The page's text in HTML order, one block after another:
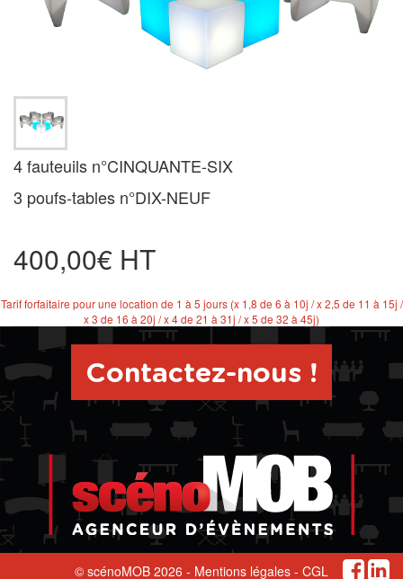
4 fauteuils n°CINQUANTE-SIX
3 poufs-tables n°DIX-NEUF
400,00€ HT
Tarif forfaitaire pour une location de 1 à 5 jours (x 1,8 de 6 à 10j / x 2,5 de 11 à 15j /
x 3 de 16 à 20j / x 4 de 21 à 31j / x 5 de 32 à 45j)
Contactez-nous !
© scénoMOB 2026 - Mentions légales - CGL